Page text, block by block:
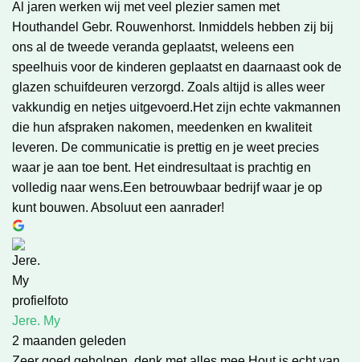
Al jaren werken wij met veel plezier samen met
Houthandel Gebr. Rouwenhorst. Inmiddels hebben zij bij
ons al de tweede veranda geplaatst, weleens een
speelhuis voor de kinderen geplaatst en daarnaast ook de
glazen schuifdeuren verzorgd. Zoals altijd is alles weer
vakkundig en netjes uitgevoerd.Het zijn echte vakmannen
die hun afspraken nakomen, meedenken en kwaliteit
leveren. De communicatie is prettig en je weet precies
waar je aan toe bent. Het eindresultaat is prachtig en
volledig naar wens.Een betrouwbaar bedrijf waar je op
kunt bouwen. Absoluut een aanrader!
Jere. My
2 maanden geleden